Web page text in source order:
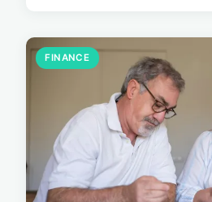
FINANCE